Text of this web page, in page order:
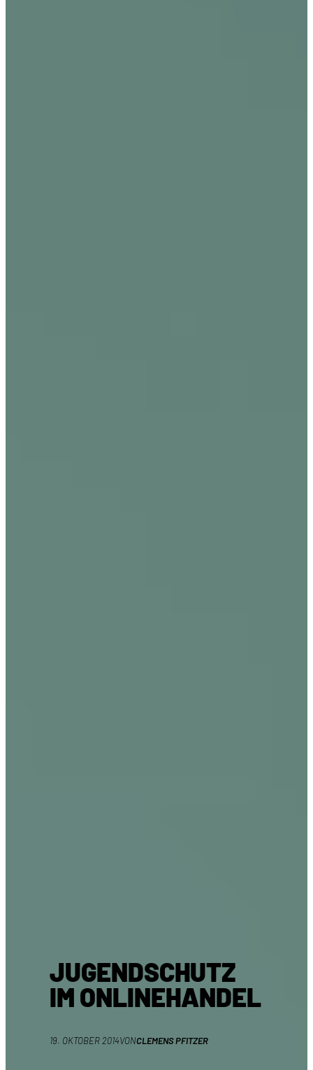
JUGENDSCHUTZ
IM ONLINEHANDEL
19. OKTOBER 2014VONCLEMENS PFITZER